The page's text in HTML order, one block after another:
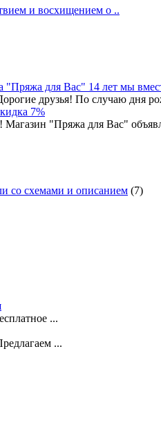
и восхищением о ..
"Пряжа для Вас" 14 лет мы
друзья! По случаю дня
7%
Магазин "Пряжа для Вас"
со схемами и описанием (7)
...
...